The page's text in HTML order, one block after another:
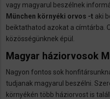
vagy magyarul beszélnek
München környéki orvos -t aki
beiktathatod azokat a címtárba.
közösségünknek épül.
Magyar háziorvosok
Nagyon fontos sok
tudjanak magyarul beszélni.
környékén több háziorvost is